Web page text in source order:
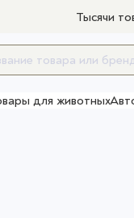
Тысячи
для животных